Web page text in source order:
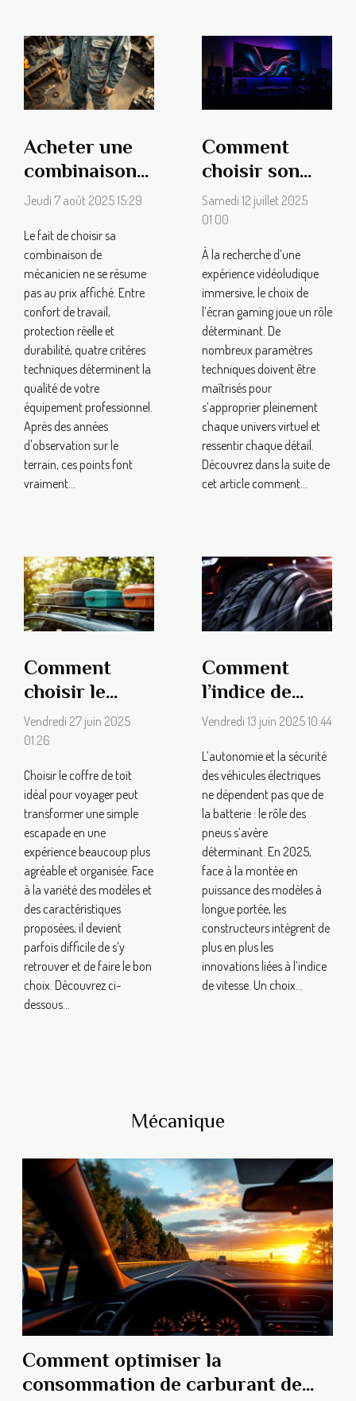
Acheter une
combinaison
de mécanicien
ne pas
négliger
Jeudi 7 août 2025 15:29
Le fait de choisir sa
combinaison de
mécanicien ne se résume
pas au prix affiché. Entre
confort de travail,
protection réelle et
durabilité, quatre critères
techniques déterminent la
qualité de votre
équipement professionnel.
Après des années
d'observation sur le
terrain, ces points font
vraiment...
Comment
choisir son
écran gaming
pour une
immersion
totale ?
Samedi 12 juillet 2025
01:00
À la recherche d’une
expérience vidéoludique
immersive, le choix de
l’écran gaming joue un rôle
déterminant. De
nombreux paramètres
techniques doivent être
maîtrisés pour
s’approprier pleinement
chaque univers virtuel et
ressentir chaque détail.
Découvrez dans la suite de
cet article comment...
Comment
choisir le
meilleur
coffre de toit
voyage ?
Vendredi 27 juin 2025
01:26
Choisir le coffre de toit
idéal pour voyager peut
transformer une simple
escapade en une
expérience beaucoup plus
agréable et organisée. Face
à la variété des modèles et
des caractéristiques
proposées, il devient
parfois difficile de s’y
retrouver et de faire le bon
choix. Découvrez ci-
dessous...
Comment
l’indice de
vitesse des
impacte-t-il
l’autonomie et
la sécurité
des véhicules
électriques ?
Vendredi 13 juin 2025 10:44
L’autonomie et la sécurité
des véhicules électriques
ne dépendent pas que de
la batterie : le rôle des
pneus s’avère
déterminant. En 2025,
face à la montée en
puissance des modèles à
longue portée, les
constructeurs intègrent de
plus en plus les
innovations liées à l’indice
de vitesse. Un choix...
Mécanique
Comment optimiser la
consommation de carburant de